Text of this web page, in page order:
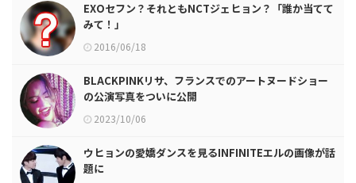
EXOセフン？それともNCTジェヒョン？「誰か当てて
みて！」
2016/06/18
BLACKPINKリサ、フランスでのアートヌードショー
の公演写真をついに公開
2023/10/06
ウヒョンの愛嬌ダンスを見るINFINITEエルの画像が話
題に